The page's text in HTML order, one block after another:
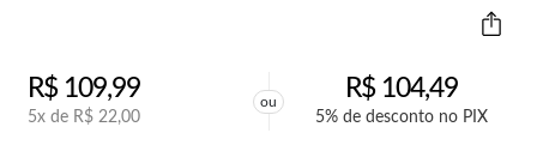
R$109,99
5x de R$ 22,00
ou R$104,49
5% de desconto no PIX